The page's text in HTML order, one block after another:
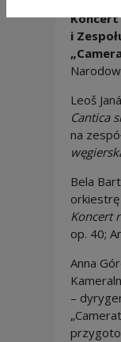
Koncert
i
Leoš
Cantica
na
Bela
orkiestrę
Koncert
op. 40;
Anna
–